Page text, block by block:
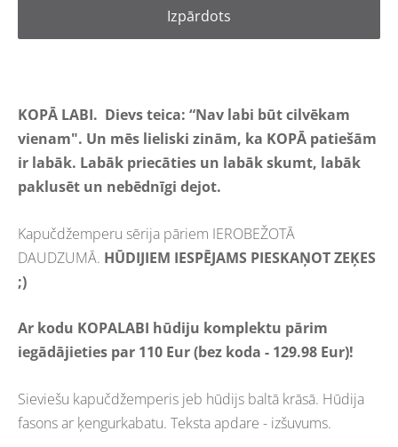
Izpārdots
KOPĀ LABI. Dievs teica: “Nav labi būt cilvēkam
vienam". Un mēs lieliski zinām, ka KOPĀ patiešām
ir labāk. Labāk priecāties un labāk skumt, labāk
paklusēt un nebēdnīgi dejot.
Kapučdžemperu sērija pāriem IEROBEŽOTĀ
DAUDZUMĀ. HŪDIJIEM IESPĒJAMS PIESKAŅOT ZEĶES
;)
Ar kodu KOPALABI hūdiju komplektu pārim
iegādājieties par 110 Eur (bez koda - 129.98 Eur)!
Sieviešu kapučdžemperis jeb hūdijs baltā krāsā. Hūdija
fasons ar ķengurkabatu. Teksta apdare - izšuvums.